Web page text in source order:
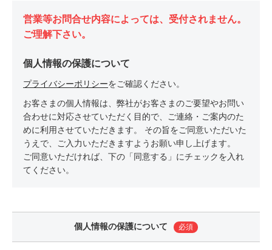
営業等お問合せ内容によっては、受付されません。
ご理解下さい。
個人情報の保護について
プライバシーポリシーをご確認ください。
お客さまの個人情報は、弊社がお客さまのご要望やお問い
合わせに対応させていただく目的で、ご連絡・ご案内のた
めに利用させていただきます。 その旨をご同意いただいた
うえで、ご入力いただきますようお願い申し上げます。
ご同意いただければ、下の「同意する」にチェックを入れ
てください。
個人情報の保護について 必須